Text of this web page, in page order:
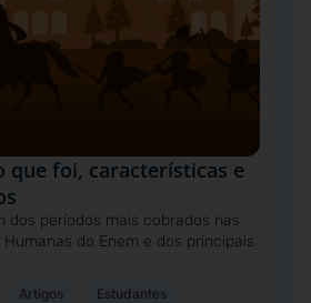
que foi, características e
dos períodos mais cobrados nas
do Enem e dos principais
Artigos Estudantes